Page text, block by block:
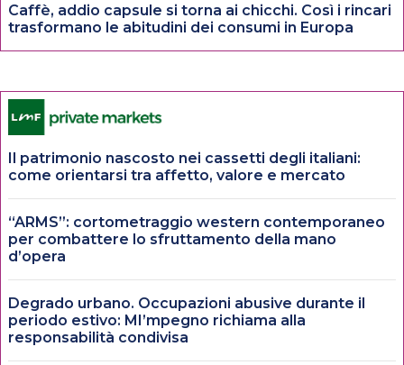
Caffè, addio capsule si torna ai chicchi. Così i rincari
trasformano le abitudini dei consumi in Europa
Il patrimonio nascosto nei cassetti degli italiani:
come orientarsi tra affetto, valore e mercato
“ARMS”: cortometraggio western contemporaneo
per combattere lo sfruttamento della mano
d’opera
Degrado urbano. Occupazioni abusive durante il
periodo estivo: MI’mpegno richiama alla
responsabilità condivisa